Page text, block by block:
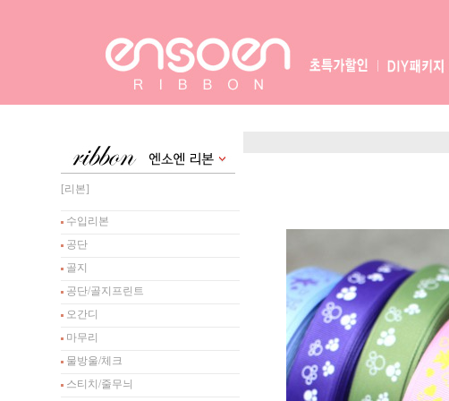
[리본]
수입리본
공단
골지
공단/골지프린트
오간디
마무리
물방울/체크
스티치/줄무늬